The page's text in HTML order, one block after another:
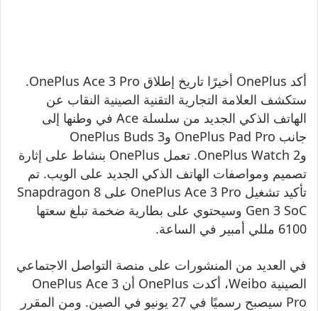
أكد OnePlus أخيرًا تاريخ إطلاق OnePlus Ace 3 Pro.
ستكشف العلامة التجارية التقنية الصينية النقاب عن
الهاتف الذكي الجديد من سلسلة Ace في وطنها إلى
جانب OnePlus Pad Pro وOnePlus Buds 3
وOnePlus Watch 2. تعمل OnePlus بنشاط على إثارة
تصميم ومواصفات الهاتف الذكي الجديد على الويب. تم
تأكيد تشغيل OnePlus Ace 3 Pro على Snapdragon 8
Gen 3 SoC وسيحتوي على بطارية ضخمة تبلغ سعتها
6100 مللي أمبير في الساعة.
في العديد من المنشورات على منصة التواصل الاجتماعي
الصينية Weibo، أكدت OnePlus أن OnePlus Ace 3
Pro سيصبح رسميًا في 27 يونيو في الصين. ومن المقرر